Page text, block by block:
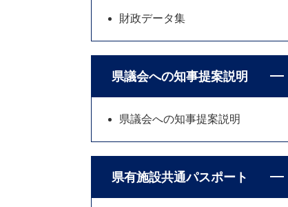
財政データ集
県議会への知事提案説明
県議会への知事提案説明
県有施設共通パスポート